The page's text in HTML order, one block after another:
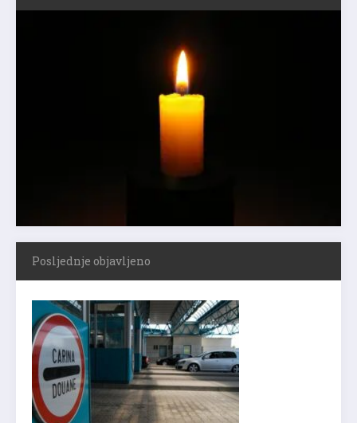
Posljednje objavljeno